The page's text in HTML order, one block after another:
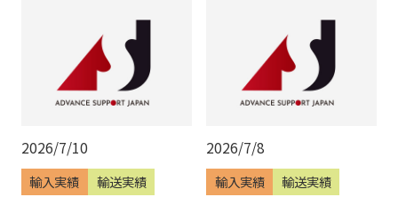
2026/7/10
輸入実績 輸送実績
2026/7/8
輸入実績 輸送実績